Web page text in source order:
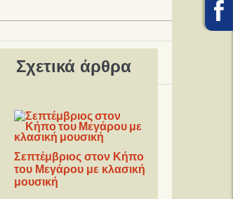
Σχετικά άρθρα
Σεπτέμβριος στον Κήπο
του Μεγάρου με κλασική
μουσική